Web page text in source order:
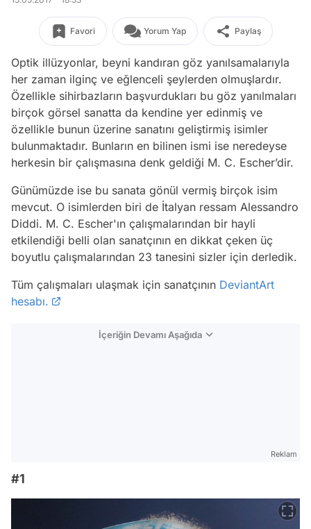
Favori Yorum Yap Paylaş
Optik illüzyonlar, beyni kandıran göz yanılsamalarıyla
her zaman ilginç ve eğlenceli şeylerden olmuşlardır.
Özellikle sihirbazların başvurdukları bu göz yanılmaları
birçok görsel sanatta da kendine yer edinmiş ve
özellikle bunun üzerine sanatını geliştirmiş isimler
bulunmaktadır. Bunların en bilinen ismi ise neredeyse
herkesin bir çalışmasına denk geldiği M. C. Escher’dir.
Günümüzde ise bu sanata gönül vermiş birçok isim
mevcut. O isimlerden biri de İtalyan ressam Alessandro
Diddi. M. C. Escher'ın çalışmalarından bir hayli
etkilendiği belli olan sanatçının en dikkat çeken üç
boyutlu çalışmalarından 23 tanesini sizler için derledik.
Tüm çalışmaları ulaşmak için sanatçının DeviantArt
hesabı.
İçeriğin Devamı Aşağıda
Reklam
#1